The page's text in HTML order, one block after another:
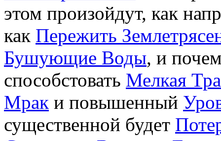
этом произойдут, как
как Пережить
Бушующие Воды, и
способстовать Мелкая
Мрак и повышенный
существенной будет